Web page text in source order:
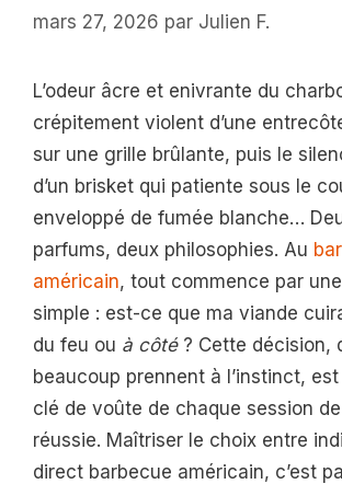
mars 27, 2026 par Julien F.
L’odeur âcre et enivrante du
crépitement violent d’une
sur une grille brûlante, puis le
d’un brisket qui patiente sous le
enveloppé de fumée blanche…
parfums, deux philosophies. Au
américain, tout commence par
simple : est-ce que ma viande
du feu ou à côté? Cette décision,
beaucoup prennent à l’instinct,
clé de voûte de chaque session
réussie. Maîtriser le choix entre
direct barbecue américain, c’est